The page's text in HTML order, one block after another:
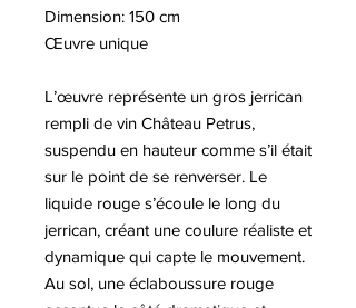
Dimension: 150 cm
Œuvre unique
L’œuvre représente un gros jerrican
rempli de vin Château Petrus,
suspendu en hauteur comme s’il était
sur le point de se renverser. Le
liquide rouge s’écoule le long du
jerrican, créant une coulure réaliste et
dynamique qui capte le mouvement.
Au sol, une éclaboussure rouge